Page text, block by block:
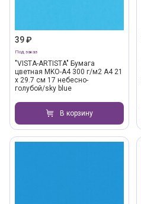
39 ₽
Под заказ
"VISTA-ARTISTA" Бумага
цветная MKO-A4 300 г/м2 A4 21
х 29.7 см 17 небесно-
голубой/sky blue
В корзину